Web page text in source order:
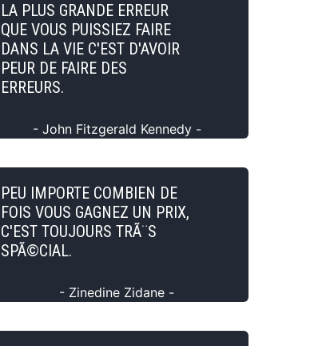
LA PLUS GRANDE ERREUR
QUE VOUS PUISSIEZ FAIRE
DANS LA VIE C'EST D'AVOIR
PEUR DE FAIRE DES
ERREURS.
- John Fitzgerald Kennedy -
PEU IMPORTE COMBIEN DE
FOIS VOUS GAGNEZ UN PRIX,
C'EST TOUJOURS TRÃ¨S
SPÃ©CIAL.
- Zinedine Zidane -